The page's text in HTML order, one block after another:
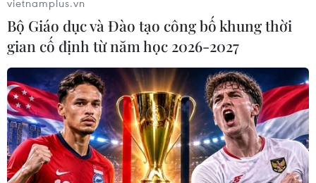
vietnamplus.vn
Bộ Giáo dục và Đào tạo công bố khung thời
gian cố định từ năm học 2026-2027